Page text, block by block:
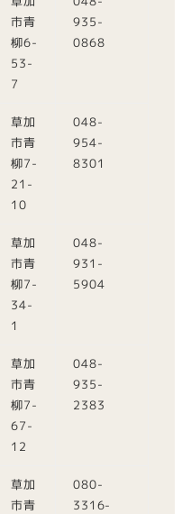
市青
柳6-
53-
7
935-
0868
草加
市青
柳7-
21-
10
048-
954-
8301
草加
市青
柳7-
34-
1
048-
931-
5904
草加
市青
柳7-
67-
12
048-
935-
2383
草加
市青
080-
3316-